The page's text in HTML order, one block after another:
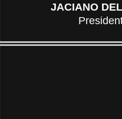
JACIANO